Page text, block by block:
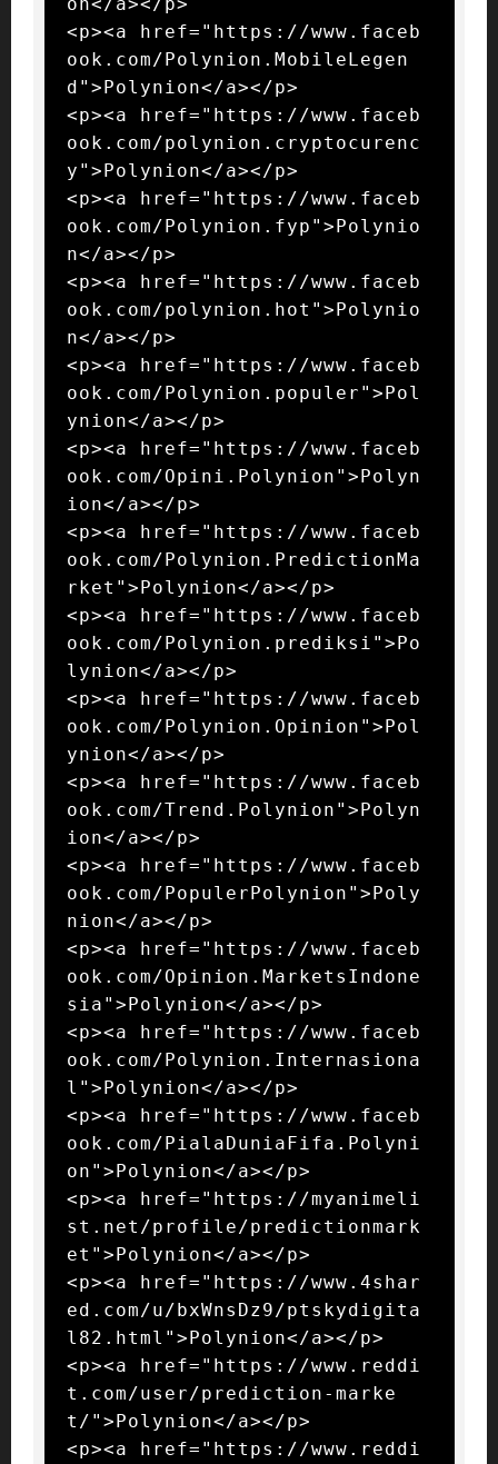
<p><a href="https://www.faceb
ook.com/Polynion.MobileLegen
d">Polynion</a></p>
<p><a href="https://www.faceb
ook.com/polynion.cryptocurenc
y">Polynion</a></p>
<p><a href="https://www.faceb
ook.com/Polynion.fyp">Polynio
n</a></p>
<p><a href="https://www.faceb
ook.com/polynion.hot">Polynio
n</a></p>
<p><a href="https://www.faceb
ook.com/Polynion.populer">Pol
ynion</a></p>
<p><a href="https://www.faceb
ook.com/Opini.Polynion">Polyn
ion</a></p>
<p><a href="https://www.faceb
ook.com/Polynion.PredictionMa
rket">Polynion</a></p>
<p><a href="https://www.faceb
ook.com/Polynion.prediksi">Po
lynion</a></p>
<p><a href="https://www.faceb
ook.com/Polynion.Opinion">Pol
ynion</a></p>
<p><a href="https://www.faceb
ook.com/Trend.Polynion">Polyn
ion</a></p>
<p><a href="https://www.faceb
ook.com/PopulerPolynion">Poly
nion</a></p>
<p><a href="https://www.faceb
ook.com/Opinion.MarketsIndone
sia">Polynion</a></p>
<p><a href="https://www.faceb
ook.com/Polynion.Internasiona
l">Polynion</a></p>
<p><a href="https://www.faceb
ook.com/PialaDuniaFifa.Polyni
on">Polynion</a></p>
<p><a href="https://myanimeli
st.net/profile/predictionmark
et">Polynion</a></p>
<p><a href="https://www.4shar
ed.com/u/bxWnsDz9/ptskydigita
l82.html">Polynion</a></p>
<p><a href="https://www.reddi
t.com/user/prediction-marke
t/">Polynion</a></p>
<p><a href="https://www.reddi